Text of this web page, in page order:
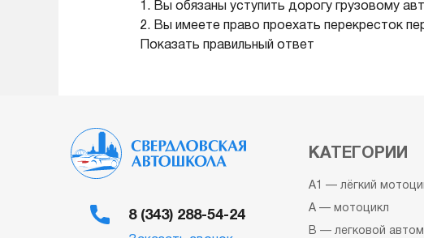
1. Вы обязаны уступить дорогу грузовому
2. Вы имеете право проехать перекресток
Показать правильный ответ
8 (343) 288-54-24
КАТЕГОРИИ
A1 — лёгкий
A — мотоцикл
B — легковой